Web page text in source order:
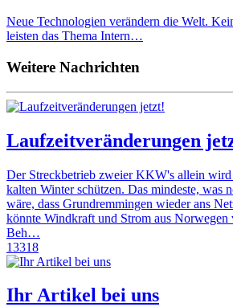
Neue Technologien verändern die Welt.
leisten das Thema Intern…
Weitere Nachrichten
Laufzeitveränderungen
Der Streckbetrieb zweier KKW's allein
kalten Winter schützen. Das mindeste, was
wäre, dass Grundremmingen wieder ans
könnte Windkraft und Strom aus
Beh…
13318
Ihr Artikel bei uns